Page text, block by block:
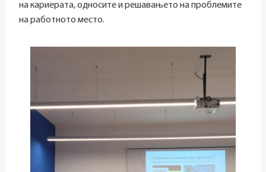
на кариерата, односите и решавањето на проблемите
на работното место.